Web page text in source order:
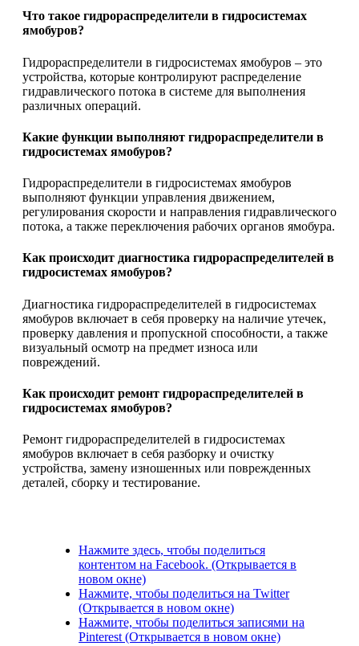
Что такое гидрораспределители в гидросистемах
ямобуров?
Гидрораспределители в гидросистемах ямобуров – это
устройства, которые контролируют распределение
гидравлического потока в системе для выполнения
различных операций.
Какие функции выполняют гидрораспределители в
гидросистемах ямобуров?
Гидрораспределители в гидросистемах ямобуров
выполняют функции управления движением,
регулирования скорости и направления гидравлического
потока, а также переключения рабочих органов ямобура.
Как происходит диагностика гидрораспределителей в
гидросистемах ямобуров?
Диагностика гидрораспределителей в гидросистемах
ямобуров включает в себя проверку на наличие утечек,
проверку давления и пропускной способности, а также
визуальный осмотр на предмет износа или
повреждений.
Как происходит ремонт гидрораспределителей в
гидросистемах ямобуров?
Ремонт гидрораспределителей в гидросистемах
ямобуров включает в себя разборку и очистку
устройства, замену изношенных или поврежденных
деталей, сборку и тестирование.
Нажмите здесь, чтобы поделиться
контентом на Facebook. (Открывается в
новом окне)
Нажмите, чтобы поделиться на Twitter
(Открывается в новом окне)
Нажмите, чтобы поделиться записями на
Pinterest (Открывается в новом окне)